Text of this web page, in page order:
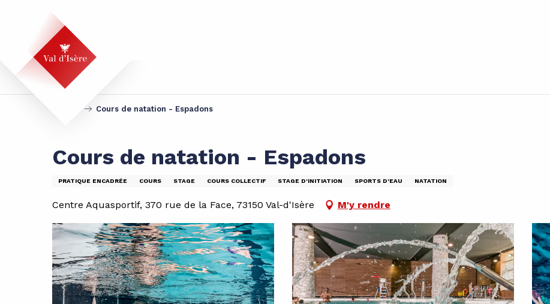
principal
Cours de natation - Espadons
Cours de natation - Espadons
PRATIQUE ENCADRÉE COURS STAGE COURS COLLECTIF STAGE D'INITIATION SPORTS D'EAU NATATION
Centre Aquasportif, 370 rue de la Face, 73150 Val-d'Isère M'y rendre